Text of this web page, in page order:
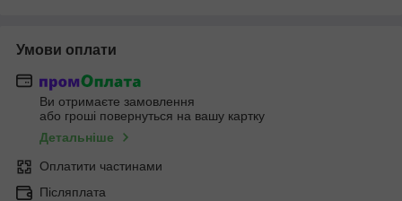
Умови оплати
Ви отримаєте замовлення
або гроші повернуться на вашу картку
Детальніше
Оплатити частинами
Післяплата